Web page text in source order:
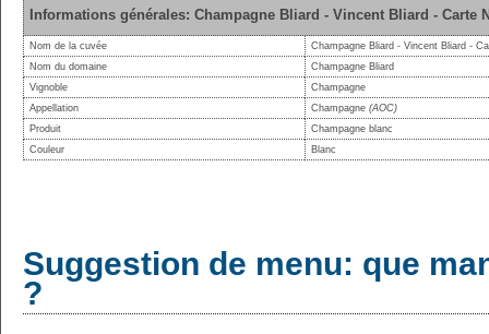
Informations générales: Champagne Bliard - Vincent Bliard - Carte
Nom de la cuvée
Champagne Bliard - Vincent Bliard -
Nom du domaine
Champagne Bliard
Vignoble
Champagne
Appellation
Champagne (AOC)
Produit
Champagne blanc
Couleur
Blanc
Suggestion de menu: que
?